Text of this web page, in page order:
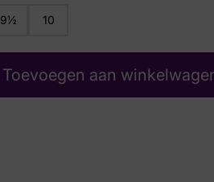
9½ 10
Toevoegen aan